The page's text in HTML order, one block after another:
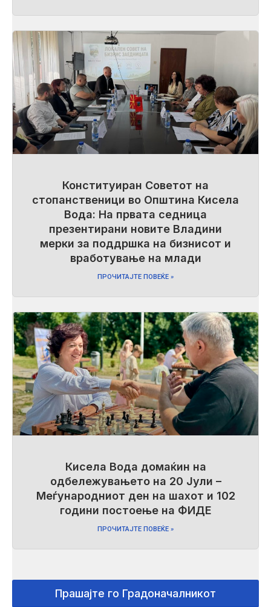
Конституиран Советот на
стопанственици во Општина Кисела
Вода: На првата седница
презентирани новите Владини
мерки за поддршка на бизнисот и
вработување на млади
ПРОЧИТАЈТЕ ПОВЕЌЕ »
Кисела Вода домаќин на
одбележувањето на 20 Јули –
Меѓународниот ден на шахот и 102
години постоење на ФИДЕ
ПРОЧИТАЈТЕ ПОВЕЌЕ »
Прашајте го Градоначалникот